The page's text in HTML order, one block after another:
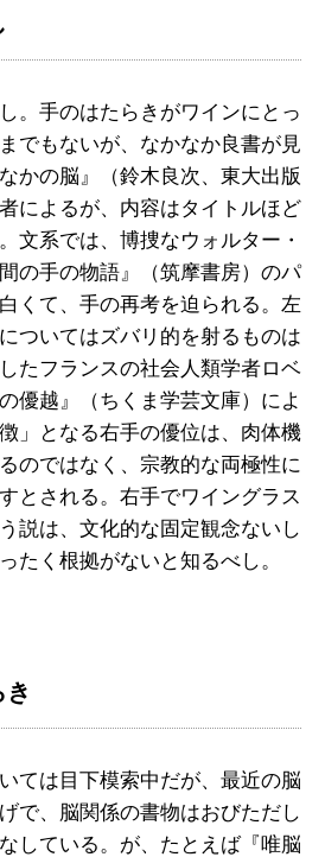
。手のはたらきがワインにとっ
でもないが、なかなか良書が見
かの脳』（鈴木良次、東大出版
によるが、内容はタイトルほど
文系では、博捜なウォルター・
の手の物語』（筑摩書房）のパ
くて、手の再考を迫られる。左
ついてはズバリ的を射るものは
たフランスの社会人類学者ロベ
優越』（ちくま学芸文庫）によ
」となる右手の優位は、肉体機
のではなく、宗教的な両極性に
とされる。右手でワイングラス
説は、文化的な固定観念ないし
たく根拠がないと知るべし。
ては目下模索中だが、最近の脳
で、脳関係の書物はおびただし
している。が、たとえば『唯脳